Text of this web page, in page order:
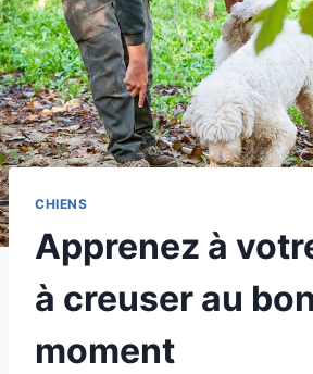
CHIENS
Apprenez à
à creuser au bon
moment